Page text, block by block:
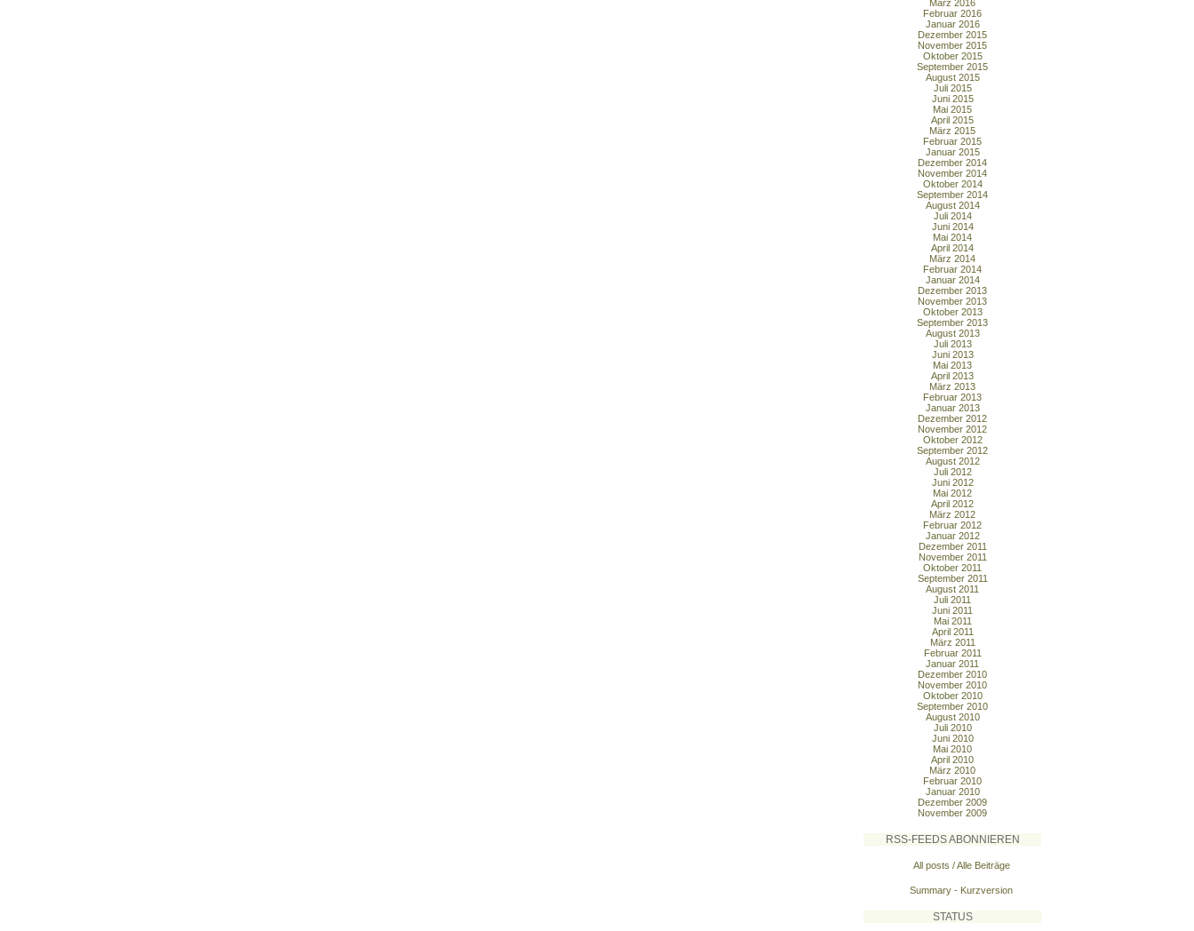
März 2016
Februar 2016
Januar 2016
Dezember 2015
November 2015
Oktober 2015
September 2015
August 2015
Juli 2015
Juni 2015
Mai 2015
April 2015
März 2015
Februar 2015
Januar 2015
Dezember 2014
November 2014
Oktober 2014
September 2014
August 2014
Juli 2014
Juni 2014
Mai 2014
April 2014
März 2014
Februar 2014
Januar 2014
Dezember 2013
November 2013
Oktober 2013
September 2013
August 2013
Juli 2013
Juni 2013
Mai 2013
April 2013
März 2013
Februar 2013
Januar 2013
Dezember 2012
November 2012
Oktober 2012
September 2012
August 2012
Juli 2012
Juni 2012
Mai 2012
April 2012
März 2012
Februar 2012
Januar 2012
Dezember 2011
November 2011
Oktober 2011
September 2011
August 2011
Juli 2011
Juni 2011
Mai 2011
April 2011
März 2011
Februar 2011
Januar 2011
Dezember 2010
November 2010
Oktober 2010
September 2010
August 2010
Juli 2010
Juni 2010
Mai 2010
April 2010
März 2010
Februar 2010
Januar 2010
Dezember 2009
November 2009
RSS-FEEDS ABONNIEREN
All posts / Alle Beiträge
Summary - Kurzversion
STATUS